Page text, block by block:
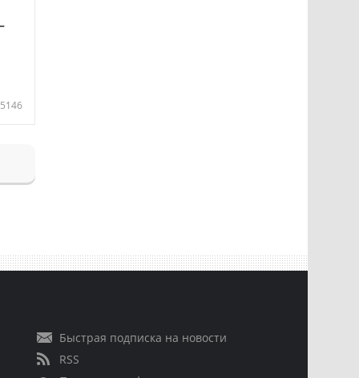
5146
Быстрая подписка на новости
RSS